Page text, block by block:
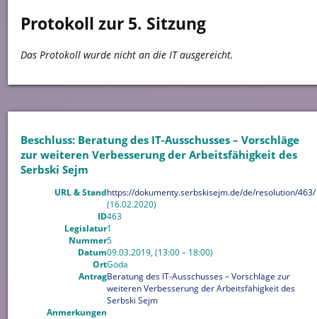
Protokoll zur 5. Sitzung
Das Protokoll wurde nicht an die IT ausgereicht.
Beschluss: Beratung des IT-Ausschusses – Vorschläge
zur weiteren Verbesserung der Arbeitsfähigkeit des
Serbski Sejm
URL & Standhttps://dokumenty.serbskisejm.de/de/resolution/463/
(16.02.2020)
ID463
Legislatur1
Nummer5
Datum09.03.2019, (13:00 – 18:00)
OrtGöda
AntragBeratung des IT-Ausschusses – Vorschläge zur
weiteren Verbesserung der Arbeitsfähigkeit des
Serbski Sejm
Anmerkungen